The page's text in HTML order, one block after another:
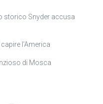
storico Snyder accusa
l’America
di Mosca